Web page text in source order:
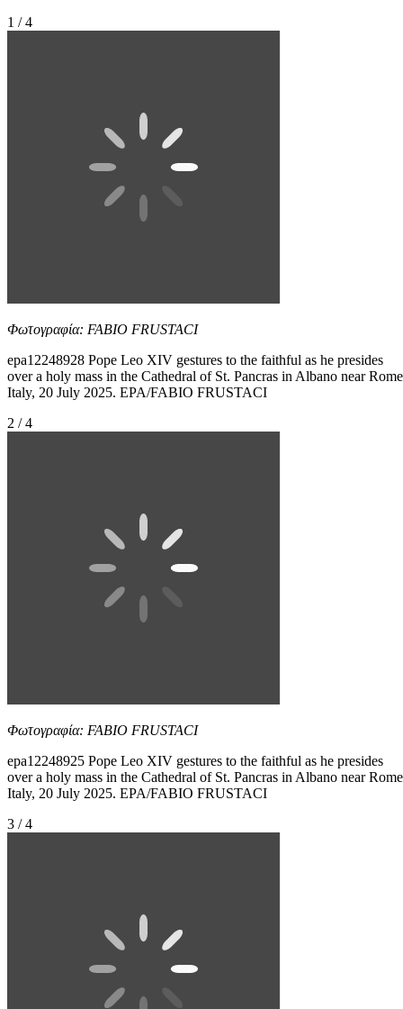
1 / 4
Φωτογραφία: FABIO FRUSTACI
epa12248928 Pope Leo XIV gestures to the faithful as he presides
over a holy mass in the Cathedral of St. Pancras in Albano near
Italy, 20 July 2025. EPA/FABIO FRUSTACI
2 / 4
Φωτογραφία: FABIO FRUSTACI
epa12248925 Pope Leo XIV gestures to the faithful as he presides
over a holy mass in the Cathedral of St. Pancras in Albano near
Italy, 20 July 2025. EPA/FABIO FRUSTACI
3 / 4